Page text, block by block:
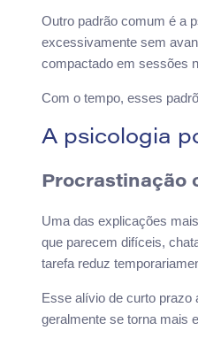
Outro padrão comum é a
excessivamente sem
compactado em sessões
Com o tempo, esses
A psicologia
Procrastinação
Uma das explicações
que parecem difíceis,
tarefa reduz
Esse alívio de curto prazo
geralmente se torna mais